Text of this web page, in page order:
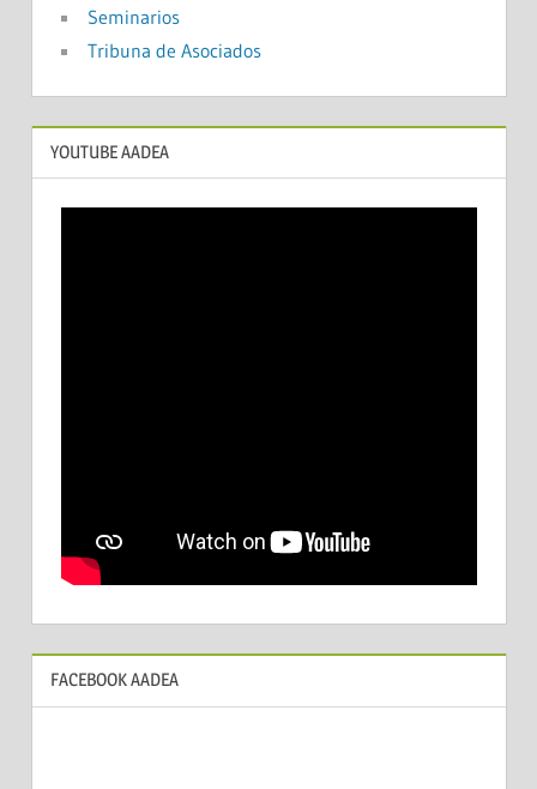
Seminarios
Tribuna de Asociados
YOUTUBE AADEA
FACEBOOK AADEA